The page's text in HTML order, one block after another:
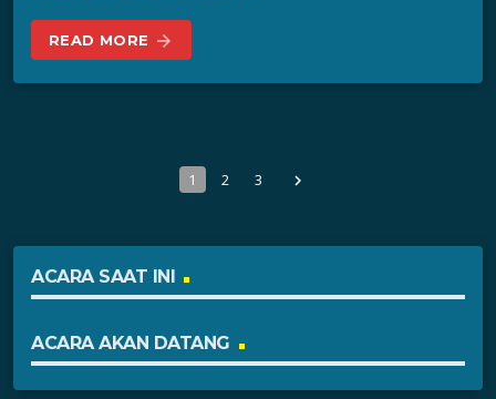
READ MORE arrow_forward
1 2 3 navigate_next
ACARA SAAT INI
ACARA AKAN DATANG